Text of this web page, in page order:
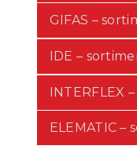
GIFAS –
IDE –
INTERFLEX
ELEMATIC –